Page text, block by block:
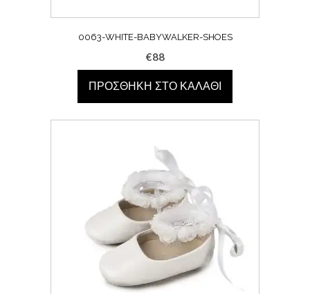
0063-WHITE-BABYWALKER-SHOES
€88
ΠΡΟΣΘΉΚΗ ΣΤΟ ΚΑΛΆΘΙ